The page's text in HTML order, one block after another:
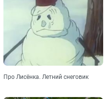
Про Лисёнка. Летний снеговик